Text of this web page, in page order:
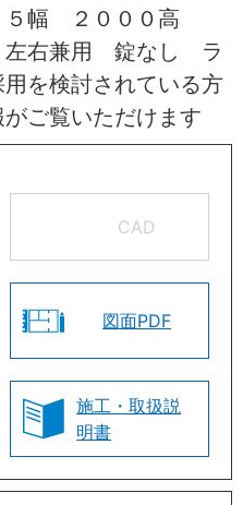
５幅 ２０００高
左右兼用 錠なし ラ
を検討されている方
ご覧いただけます
CAD
図面PDF
施工・取扱説
明書